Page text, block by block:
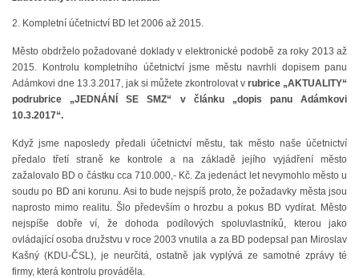
EKONOMIKA
JEDNÁNÍ SE SMZ O PŘEVODU MAJETKOVÝCH PODÍLÚ
HISTORIE BD
A-NÁVRH NAROVNÁNÍ BD
ZASTUPITELSTVO
TRESTNÍ OZNÁMENÍ
2. Kompletní účetnictví BD let 2006 až 2015.
Město obdrželo požadované doklady v elektronické podobě za roky 2013 až
2015. Kontrolu kompletního účetnictví jsme městu navrhli dopisem panu
Adámkovi dne 13.3.2017, jak si můžete zkontrolovat v rubrice „AKTUALITY“
podrubrice „JEDNÁNÍ SE SMZ“ v článku „dopis panu Adámkovi
10.3.2017“.
Když jsme naposledy předali účetnictví městu, tak město naše účetnictví
předalo třetí straně ke kontrole a na základě jejího vyjádření město
zažalovalo BD o částku cca 710.000,- Kč. Za jedenáct let nevymohlo město u
soudu po BD ani korunu. Asi to bude nejspíš proto, že požadavky města jsou
naprosto mimo realitu. Šlo především o hrozbu a pokus BD vydírat. Město
nejspíše dobře ví, že dohoda podílových spoluvlastníků, kterou jako
ovládající osoba družstvu v roce 2003 vnutila a za BD podepsal pan Miroslav
Kašný (KDU-ČSL), je neurčitá, ostatně jak vyplývá ze samotné zprávy té
firmy, která kontrolu prováděla.